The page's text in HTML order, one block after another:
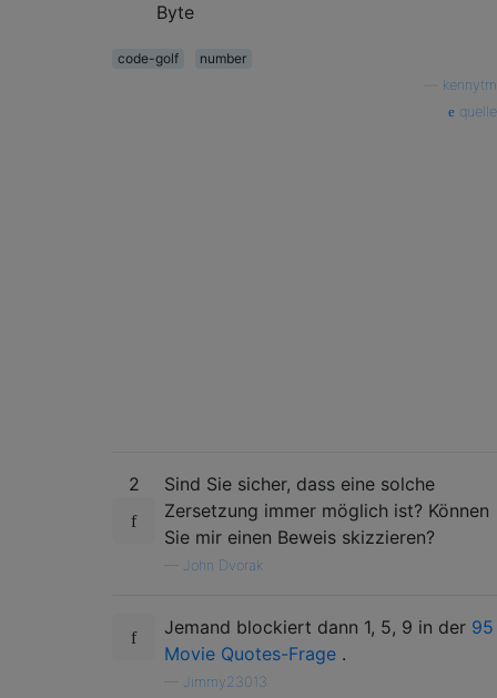
Byte
code-golf
number
kennytm
quelle
2
Sind Sie sicher, dass eine solche
Zersetzung immer möglich ist? Können
Sie mir einen Beweis skizzieren?
John Dvorak
Jemand blockiert dann 1, 5, 9 in der 95
Movie Quotes-Frage .
Jimmy23013